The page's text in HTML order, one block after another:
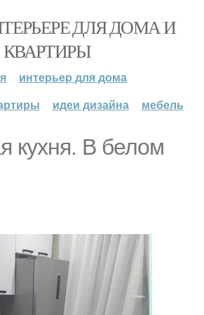
ДЛЯ ДОМА И
КВАРТИРЫ
интерьер для дома
идеи дизайна мебель
кухня. В белом